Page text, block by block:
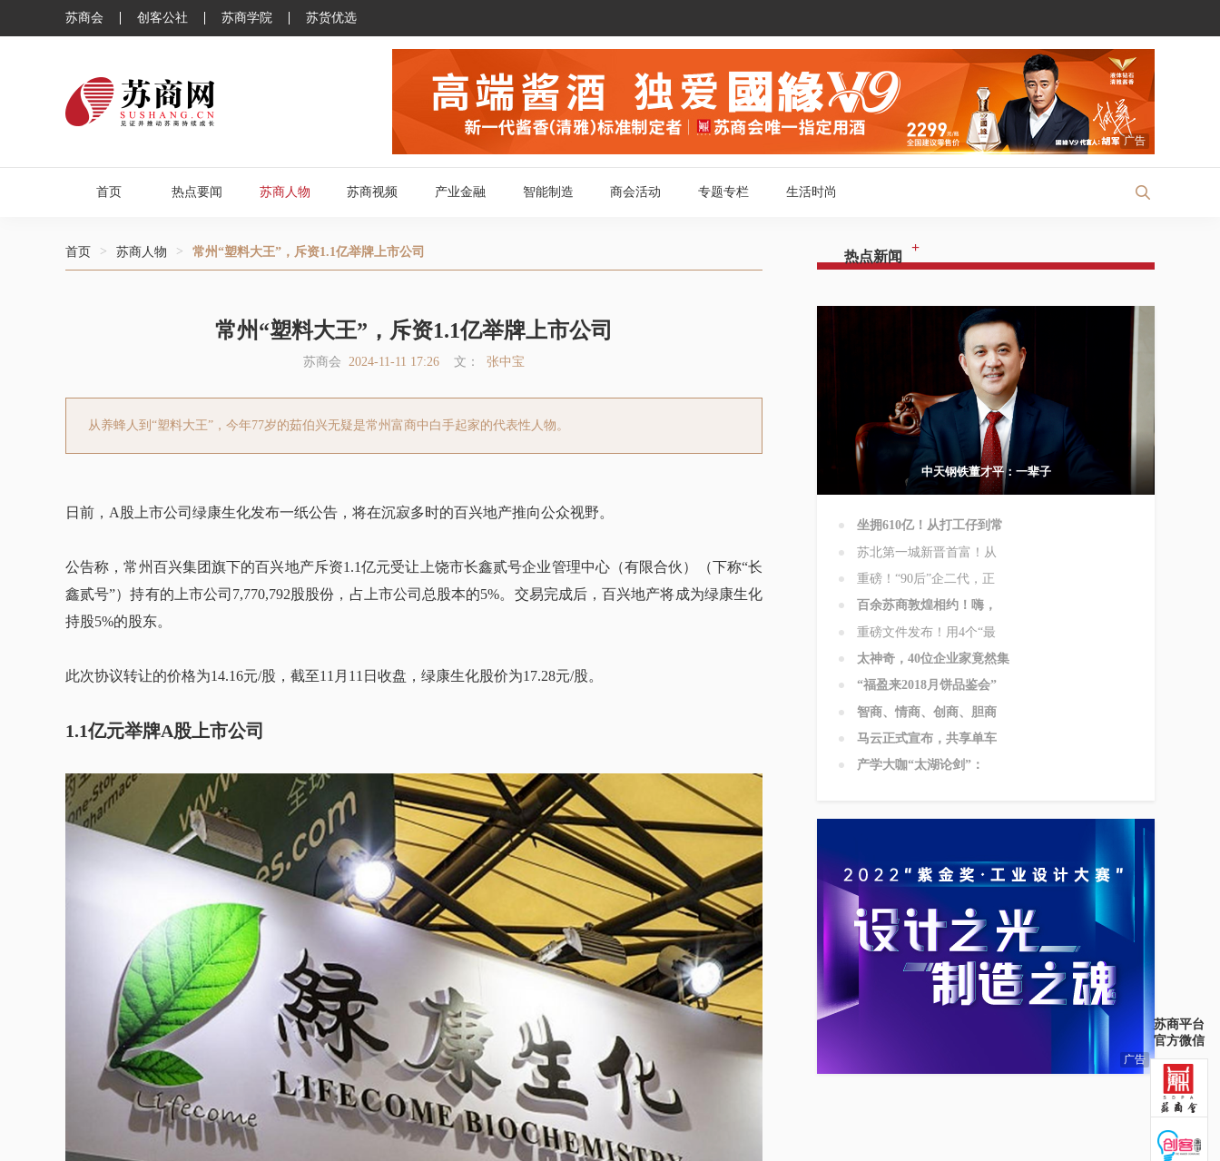
苏商会 创客公社 苏商学院 苏货优选
广告
首页 热点要闻 苏商人物 苏商视频 产业金融 智能制造 商会活动
会员动态
专题专栏
图闻天下
生活时尚
首页 > 苏商人物 > 常州“塑料大王”，斥资1.1亿举牌上市公司
常州“塑料大王”，斥资1.1亿举牌上市公司
苏商会 2024-11-11 17:26 文： 张中宝
从养蜂人到“塑料大王”，今年77岁的茹伯兴无疑是常州富商中白手起家的代表性人物。
日前，A股上市公司绿康生化发布一纸公告，将在沉寂多时的百兴地产推向公众视野。
公告称，常州百兴集团旗下的百兴地产斥资1.1亿元受让上饶市长鑫贰号企业管理中心（有限合伙）（下称“长
鑫贰号”）持有的上市公司7,770,792股股份，占上市公司总股本的5%。交易完成后，百兴地产将成为绿康生化
持股5%的股东。
此次协议转让的价格为14.16元/股，截至11月11日收盘，绿康生化股价为17.28元/股。
1.1亿元举牌A股上市公司
热点新闻
+
中天钢铁董才平：一辈子
坐拥610亿！从打工仔到常
苏北第一城新晋首富！从
重磅！“90后”企二代，正
百余苏商敦煌相约！嗨，
重磅文件发布！用4个“最
太神奇，40位企业家竟然集
“福盈来2018月饼品鉴会”
智商、情商、创商、胆商
马云正式宣布，共享单车
产学大咖“太湖论剑”：
广告
苏商平台
官方微信